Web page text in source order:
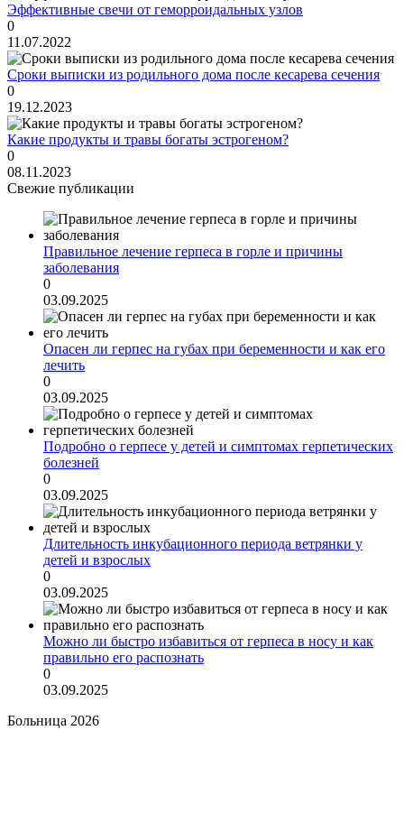
Эффективные свечи от геморроидальных узлов
0
11.07.2022
Сроки выписки из родильного дома после кесарева сечения
0
19.12.2023
Какие продукты и травы богаты эстрогеном?
0
08.11.2023
Свежие публикации
Правильное лечение герпеса в горле и причины
заболевания
0
03.09.2025
Опасен ли герпес на губах при беременности и как его
лечить
0
03.09.2025
Подробно о герпесе у детей и симптомах герпетических
болезней
0
03.09.2025
Длительность инкубационного периода ветрянки у
детей и взрослых
0
03.09.2025
Можно ли быстро избавиться от герпеса в носу и как
правильно его распознать
0
03.09.2025
Больница 2026